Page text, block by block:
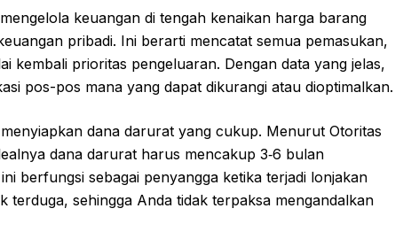
keuangan di tengah kenaikan harga barang
pribadi. Ini berarti mencatat semua pemasukan,
kembali prioritas pengeluaran. Dengan data yang jelas,
pos-pos mana yang dapat dikurangi atau dioptimalkan.
dana darurat yang cukup. Menurut Otoritas
dana darurat harus mencakup 3‑6 bulan
berfungsi sebagai penyangga ketika terjadi lonjakan
terduga, sehingga Anda tidak terpaksa mengandalkan